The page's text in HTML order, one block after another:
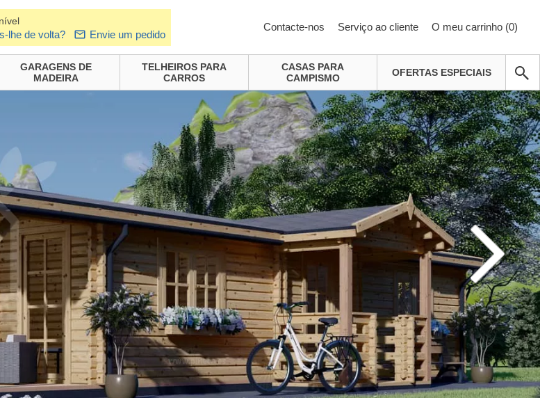
lhe de volta? Envie um pedido
Contacte-nos Serviço ao cliente O meu carrinho (0)
GARAGENS DE
MADEIRA
TELHEIROS PARA
CARROS
CASAS PARA
CAMPISMO
OFERTAS ESPECIAIS